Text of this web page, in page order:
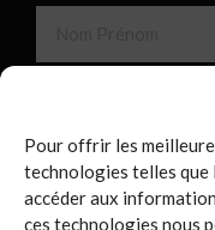
Pour offrir les
technologies telles que
accéder aux
ces technologies nous